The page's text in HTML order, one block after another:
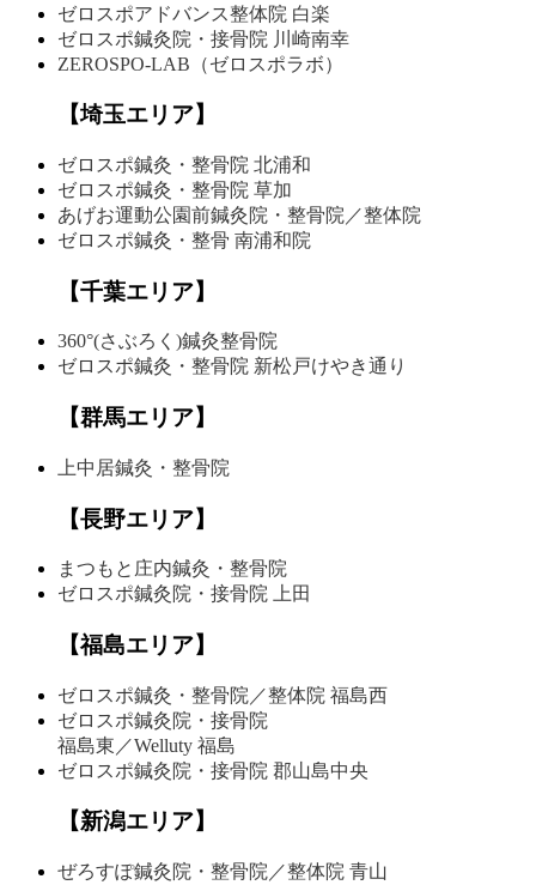
ゼロスポアドバンス整体院 白楽
ゼロスポ鍼灸院・接骨院 川崎南幸
ZEROSPO-LAB （ゼロスポラボ）
【埼玉エリア】
ゼロスポ鍼灸・整骨院 北浦和
ゼロスポ鍼灸・整骨院 草加
あげお運動公園前鍼灸院・ 整骨院／整体院
ゼロスポ鍼灸・整骨 南浦和院
【千葉エリア】
360°(さぶろく)鍼灸整骨院
ゼロスポ鍼灸・整骨院 新松戸けやき通り
【群馬エリア】
上中居鍼灸・整骨院
【長野エリア】
まつもと庄内鍼灸・整骨院
ゼロスポ鍼灸院・接骨院
上田
【福島エリア】
ゼロスポ鍼灸・整骨院 ／整体院 福島西
ゼロスポ鍼灸院・接骨院
福島東／Welluty 福島
ゼロスポ鍼灸院・接骨院 郡山島中央
【新潟エリア】
ぜろすぽ鍼灸院・整骨院 ／整体院 青山